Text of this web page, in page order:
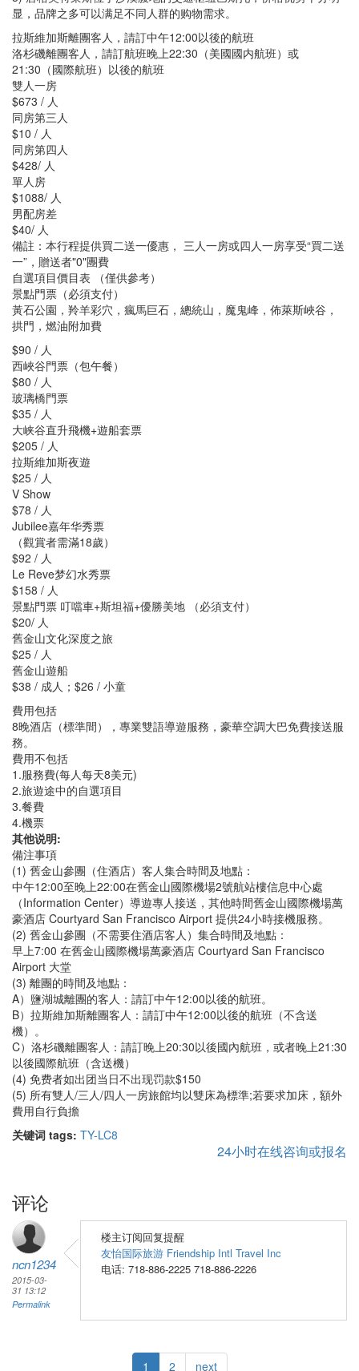
显，品牌之多可以满足不同人群的购物需求。
拉斯維加斯離團客人，請訂中午12:00以後的航班
洛杉磯離團客人，請訂航班晚上22:30（美國國内航班）或
21:30（國際航班）以後的航班
雙人一房
$673 / 人
同房第三人
$10 / 人
同房第四人
$428/ 人
單人房
$1088/ 人
男配房差
$40/ 人
備註：本行程提供買二送一優惠， 三人一房或四人一房享受“買二送
一”，贈送者"0"團費
自選項目價目表 （僅供參考）
景點門票（必須支付）
黃石公園，羚羊彩穴，瘋馬巨石，總統山，魔鬼峰，佈萊斯峽谷，
拱門，燃油附加費
$90 / 人
西峽谷門票（包午餐）
$80 / 人
玻璃橋門票
$35 / 人
大峡谷直升飛機+遊船套票
$205 / 人
拉斯維加斯夜遊
$25 / 人
V Show
$78 / 人
Jubilee嘉年华秀票
（觀賞者需滿18歲）
$92 / 人
Le Reve梦幻水秀票
$158 / 人
景點門票 叮噹車+斯坦福+優勝美地 （必須支付）
$20/ 人
舊金山文化深度之旅
$25 / 人
舊金山遊船
$38 / 成人；$26 / 小童
費用包括
8晚酒店（標準間），專業雙語導遊服務，豪華空調大巴免費接送服
務。
費用不包括
1.服務費(每人每天8美元)
2.旅遊途中的自選項目
3.餐費
4.機票
其他说明:
備注事項
(1) 舊金山參團（住酒店）客人集合時間及地點：
中午12:00至晚上22:00在舊金山國際機場2號航站樓信息中心處
（Information Center）導遊專人接送，其他時間舊金山國際機場萬
豪酒店 Courtyard San Francisco Airport 提供24小時接機服務。
(2) 舊金山參團（不需要住酒店客人）集合時間及地點：
早上7:00 在舊金山國際機場萬豪酒店 Courtyard San Francisco
Airport 大堂
(3) 離團的時間及地點：
A）鹽湖城離團的客人：請訂中午12:00以後的航班。
B）拉斯維加斯離團客人：請訂中午12:00以後的航班（不含送
機）。
C）洛杉磯離團客人：請訂晚上20:30以後國內航班，或者晚上21:30
以後國際航班（含送機）
(4) 免费者如出团当日不出现罚款$150
(5) 所有雙人/三人/四人一房旅館均以雙床為標準;若要求加床，額外
費用自行負擔
关键词 tags: TY-LC8
24小时在线咨询或报名
评论
ncn1234
2015-03-
31 13:12
Permalink
楼主订阅回复提醒
友怡国际旅游 Friendship Intl Travel Inc
电话: 718-886-2225 718-886-2226
1 2 next